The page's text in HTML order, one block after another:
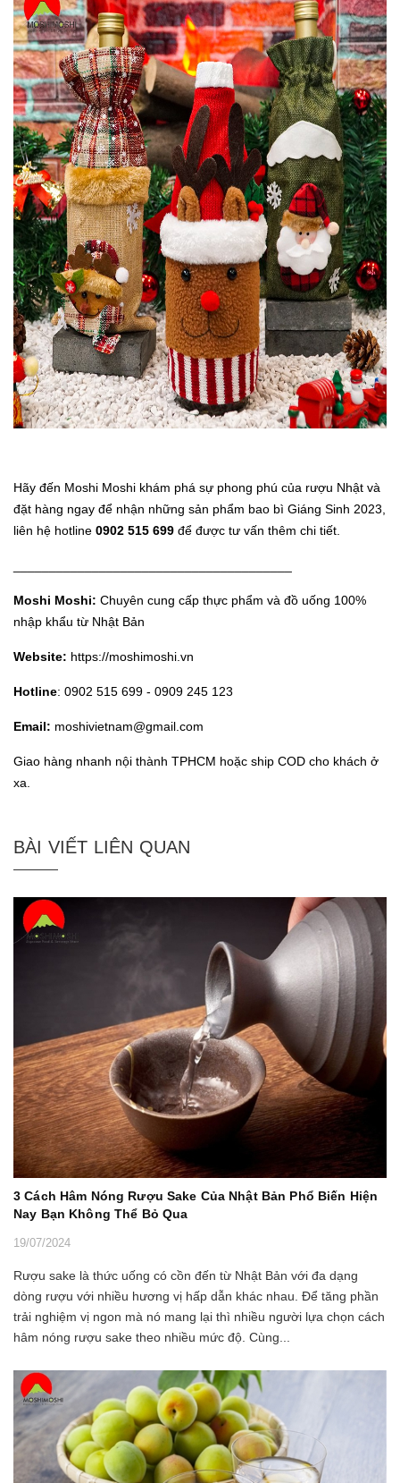
Hãy đến Moshi Moshi khám phá sự phong phú của rượu Nhật và
đặt hàng ngay để nhận những sản phẩm bao bì Giáng Sinh 2023,
liên hệ hotline 0902 515 699 để được tư vấn thêm chi tiết.
Moshi Moshi: Chuyên cung cấp thực phẩm và đồ uống 100%
nhập khẩu từ Nhật Bản
Website: https://moshimoshi.vn
Hotline: 0902 515 699 - 0909 245 123
Email: moshivietnam@gmail.com
Giao hàng nhanh nội thành TPHCM hoặc ship COD cho khách ở
xa.
BÀI VIẾT LIÊN QUAN
3 Cách Hâm Nóng Rượu Sake Của Nhật Bản Phổ Biến Hiện
Nay Bạn Không Thể Bỏ Qua
19/07/2024
Rượu sake là thức uống có cồn đến từ Nhật Bản với đa dạng
dòng rượu với nhiều hương vị hấp dẫn khác nhau. Để tăng phần
trải nghiệm vị ngon mà nó mang lại thì nhiều người lựa chọn cách
hâm nóng rượu sake theo nhiều mức độ. Cùng...